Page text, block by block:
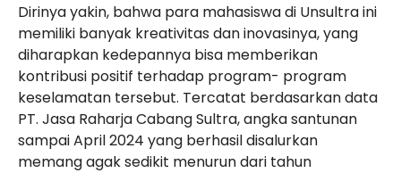
Dirinya yakin, bahwa para mahasiswa di Unsultra ini
memiliki banyak kreativitas dan inovasinya, yang
diharapkan kedepannya bisa memberikan
kontribusi positif terhadap program- program
keselamatan tersebut. Tercatat berdasarkan data
PT. Jasa Raharja Cabang Sultra, angka santunan
sampai April 2024 yang berhasil disalurkan
memang agak sedikit menurun dari tahun